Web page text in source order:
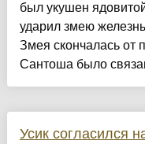
был укушен
ударил змею
Змея скончалась от
Сантоша было
Усик согласился